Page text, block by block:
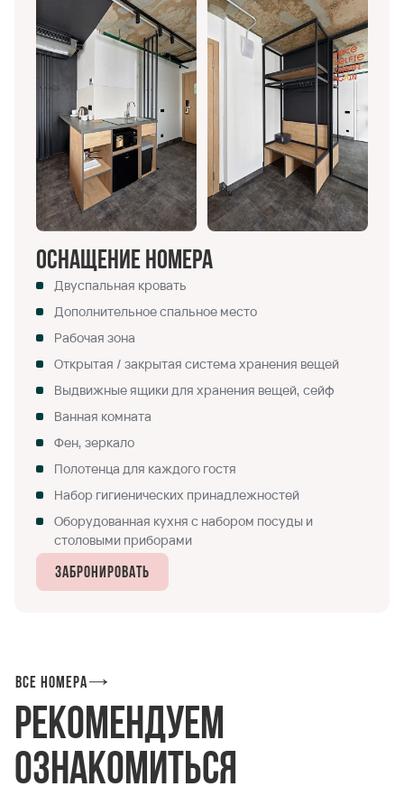
Оснащение номера
Двуспальная кровать
Дополнительное спальное место
Рабочая зона
Открытая / закрытая система хранения вещей
Выдвижные ящики для хранения вещей, сейф
Ванная комната
Фен, зеркало
Полотенца для каждого гостя
Набор гигиенических принадлежностей
Оборудованная кухня с набором посуды и
столовыми приборами
Забронировать
Все номера
Рекомендуем
ознакомиться